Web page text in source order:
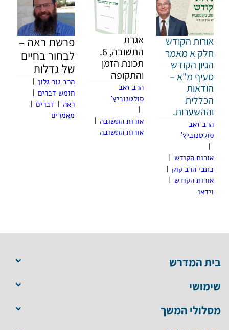
אורות הקודש
חלק א מאמר
הגיון הקודש
סעיף מ"א –
הודאות
הכללית
וההשערות.
הרב זאב
סולטנוביץ'
אורות הקודש |
כתבי הרב קוק |
אורות הקודש |
וידאו
אגרת
תכונת הזמן
והתקופה
הרב זאב
סולטנוביץ'
אורות התשובה |
אורות התשובה
פרשת ראה –
לבחור בחיים
של גדלות
הרב גור גלון |
חומש דברים |
ראה | דברים |
מאמרים
בית המדרש
שימושי
מסלולי המשך